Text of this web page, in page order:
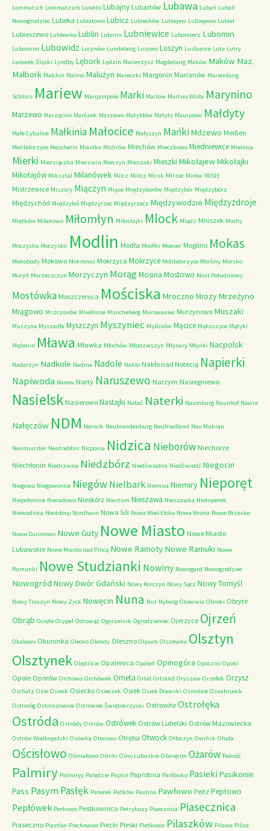
Lommatsch Lommatzsch Loretto Lubajny Lubartów Lubawa Lubań Lubań
Nowogrodziec Lubeka Lubiatowo Lubicz Lubiechów Lubiejew Lubiejewo Lubiel
Lubieszewo Lublewko Lublin Lubmin Lubniewice Lubomierz Lubomin
Lubomino Lubowidz Lucynów Lundeborg Lusowo Luszyn Lusławice Luta Lutry
Lwówek Śląski Lyndby Lębork Lędzin Macierzysz Magdeburg Maków Maków Maz.
Malbork Malchin Malmo Malużyn Mareczki Margonin Marianów Marienburg
Schloss Mariew Marijampole Marki Marlow Martwa Wisła Marynino
Marzewo Marzęcino Marózek Maszewo Matyldów Matyty Maurycew Małdyty
Małe Cybulice Małkinia Małocice Małyszyn MańkiMdzewo Meißen
Melibdorzyce Mescherin Miastko Michrów Miechów Mieczkowo Miedniewice Mielnica
Mierki Mierziączka Mierzwin Mierzyn Mieszaki Mieszki MikołajewMikołajki
Mikołajów Miksztal Milanówek Milcz Milicz Mirsk Mirzec Mirów MISIE
Mistrzewice Miszory Miączyn Miąse Międzyborów Międzybór Międzybórz
Międzychód Międzyleś Międzyrzec Międzyrzecz Międzywodzie Międzyzdroje
Miętków Miłakowo Miłomłyn Miłostajki Mlock Mlądz Mniszek Mochy
Moczyska Moczysko Modlin Modła Modłki Moeser Mogilno Mokas
Mokobody Mokowo Mokronos Mokrzyca Mokrzyce Molibdorzyce Morliny Morsko
Moryń Morzeszczyn Morzyczyn MorągMosina Mostowo Most Południowy
Mostówka Moszczenica Mościska Mroczno Mrozy Mrzeżyno
Mrągowo Mszczonów Muellrose Muncheberg Murowaniec Murzynowo Muszaki
Muszyna Myszadła Myszczyn Myszyniec Myślinów Mącice Mąkoszyce Mątyki
Mężenin Mława Mławka Młochów Młodzieszyn Młynary Młynki Nacpolsk
Nadarzyn Nadkole Nadma Nadole Nakło Nakło nad Notecią Napierki
Napiwoda Narew Narty Naruszewo Narzym Nasiegniewo
Nasielsk Nasierowo Nastajki Natać Naterki Naumburg Naunhof Nawra
Nałęczów NDM Nerwik Neubrandenburg Neufriedland Neu Mukran
Neumunster Neutrebbin Nicponia Nidzica Nieborów Niechorze
Niechłonin Niedrzwica Niedzbórz Niedźwiadna Niedźwiedź Niegocin
Niegowa Niegowonice Niegów Nielbark Niemica Niemiry Nieporęt
Niepołomice Nieradowo Nieskórz Niestum Nieszawa Nieszawka Nietoperek
Niewodnica Nootdorp Nordhavn Nowa Sól Nowa Wieś Ełcka Nowa Wrona Nowe Brzesko
Nowe Duninowo Nowe Guty Nowe Miasto Nowe Miasto
Lubawskie Nowe Miasto nad Pilicą Nowe Ramoty Nowe Ramuki Nowe
Rumunki Nowe Studzianki Nowiny Nowogard Nowogrodziec
Nowogród Nowy Dwór Gdański Nowy Korczyn Nowy Sącz Nowy Tomyśl
Nowy Troszyn Nowy Zyck Nowęcin Nuna Nur Nyborg Obierwia Obroki Obryte
Obrąb Ocięte Ocypel Odrowąż Ogorzelnik Ogrodzieniec Ojerzyce Ojrzeń
Okalewo Okuninka Olecko Olendy Oleszno Olpuch Olszewka Olsztyn
Olsztynek Olędzkie Opalenica Opaleń Opinogóra Opoczno Opoki
Opole Oporów Orchowo Orchówek Orneta Ortel Ortrand Oryszew Orzełek Orzysz
Oschatz Osie Osieck Osiecko Osieczek Osiek Osiek Drawski Osmolice Osnabrueck
Ostroróg Ostroszowice Ostrowiec Świętokrzyski Ostrowite Ostrołęka
Ostróda Ostródy Ostrów Ostrówek Ostrów Lubelski Ostrów Mazowiecka
Ostrów Wielkopolski Osówka Otorowo Otręba Otwock Otłoczyn Owińsk Ołuda
Ościsłowo Ośmiałowo Ośniki Ośno Lubuskie Oświęcim Ożarów Pakość
Palmiry Palmiryy Palędzie Paplin Paprotnia Parłówko Pasieki Pasikonie
Pass PasymPasłęk Paterek Patków Paulina Pawłowo Peitz Pepłowo
Pepłówek Perkowo Pestkownica Petrykozy Piaecznica Piasecznica
Piaseczno Piastów Piechowice Piecki Pieski Pietkowo Pilaszków Pilawa Pilica